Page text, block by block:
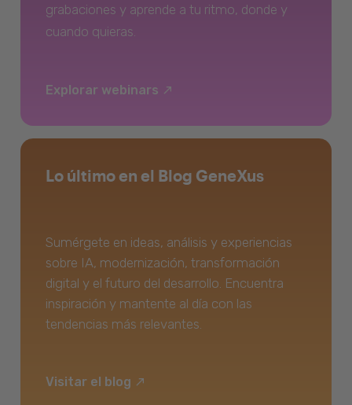
grabaciones y aprende a tu ritmo, donde y
cuando quieras.
Explorar webinars
Lo último en el Blog GeneXus
Sumérgete en ideas, análisis y experiencias
sobre IA, modernización, transformación
digital y el futuro del desarrollo. Encuentra
inspiración y mantente al día con las
tendencias más relevantes.
Visitar el blog